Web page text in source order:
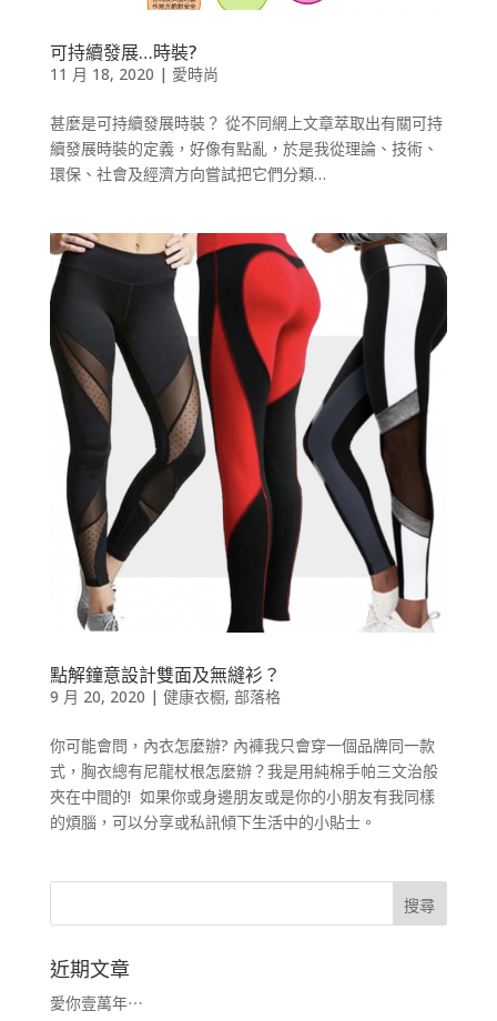
可持續發展…時裝?
11 月 18, 2020 | 愛時尚
甚麼是可持續發展時裝？ 從不同網上文章萃取出有關可持
續發展時裝的定義，好像有點亂，於是我從理論、技術、
環保、社會及經濟方向嘗試把它們分類…
點解鐘意設計雙面及無縫衫？
9 月 20, 2020 | 健康衣櫉, 部落格
你可能會問，內衣怎麼辦? 內褲我只會穿一個品牌同一款
式，胸衣總有尼龍杖根怎麼辦？我是用純棉手帕三文治般
夾在中間的! 如果你或身邊朋友或是你的小朋友有我同樣
的煩腦，可以分享或私訊傾下生活中的小貼士。
近期文章
愛你壹萬年⋯